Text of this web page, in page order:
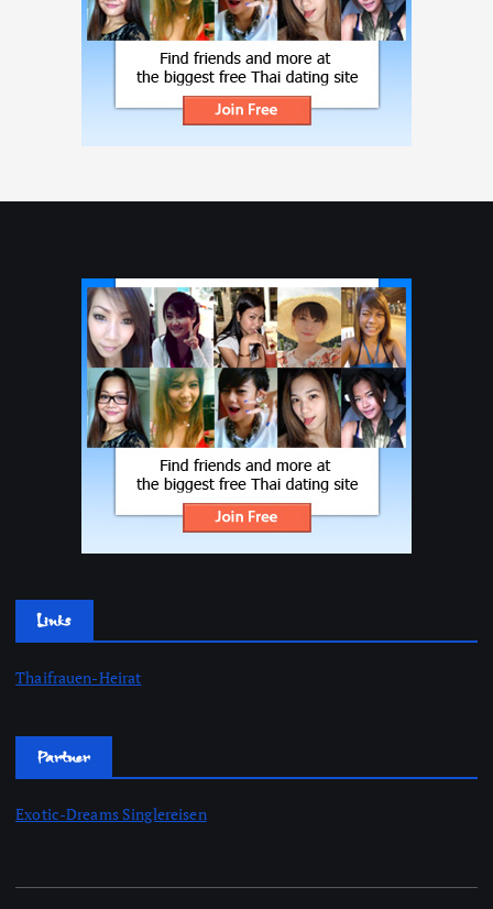
Links
Thaifrauen-Heirat
Partner
Exotic-Dreams Singlereisen